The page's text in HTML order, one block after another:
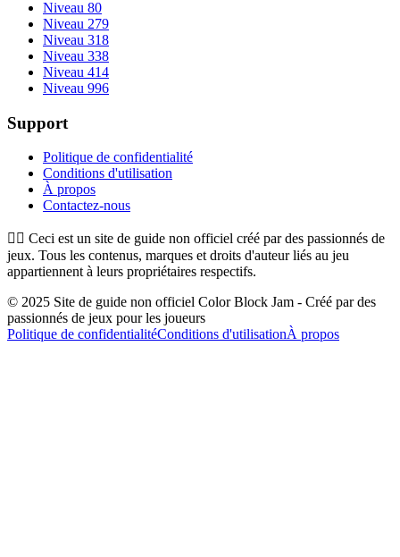
Niveau 80
Niveau 279
Niveau 318
Niveau 338
Niveau 414
Niveau 996
Support
Politique de confidentialité
Conditions d'utilisation
À propos
Contactez-nous
👉🏻 Ceci est un site de guide non officiel créé par des passionnés de
jeux. Tous les contenus, marques et droits d'auteur liés au jeu
appartiennent à leurs propriétaires respectifs.
© 2025 Site de guide non officiel Color Block Jam - Créé par des
passionnés de jeux pour les joueurs
Politique de confidentialitéConditions d'utilisationÀ propos